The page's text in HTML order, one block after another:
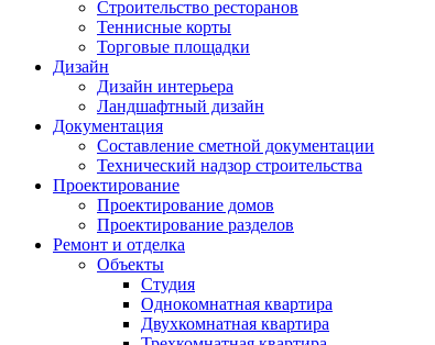
Строительство ресторанов
Теннисные корты
Торговые площадки
Дизайн
Дизайн интерьера
Ландшафтный дизайн
Документация
Составление сметной документации
Технический надзор строительства
Проектирование
Проектирование домов
Проектирование разделов
Ремонт и отделка
Объекты
Студия
Однокомнатная квартира
Двухкомнатная квартира